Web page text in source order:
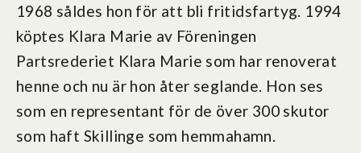
1968 såldes hon för att bli fritidsfartyg. 1994
köptes Klara Marie av Föreningen
Partsrederiet Klara Marie som har renoverat
henne och nu är hon åter seglande. Hon ses
som en representant för de över 300 skutor
som haft Skillinge som hemmahamn.